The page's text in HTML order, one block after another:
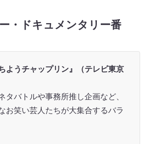
・ドキュメンタリー番
ようチャップリン』（テレビ東京
タバトルや事務所推し企画など、
お笑い芸人たちが大集合するバラ